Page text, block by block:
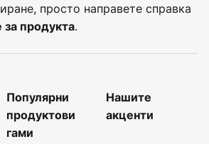
просто направете справка
продукта.
Популярни
продуктови
гами
Нашите
акценти